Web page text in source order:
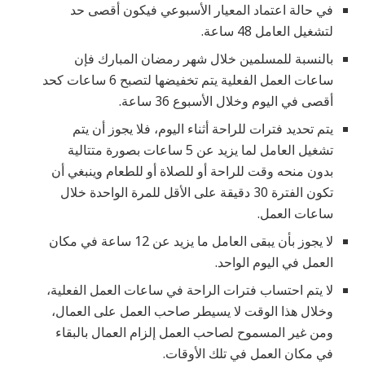
في حالة اعتماد المعيار الأسبوعي فيكون أقصى حد
لتشغيل العامل 48 ساعة.
بالنسبة للمسلمين خلال شهر رمضان المبارك فإن
ساعات العمل الفعلية يتم تخفيضها لتصبح 6 ساعات كحد
أقصى في اليوم وخلال الأسبوع 36 ساعة.
يتم تحديد فترات للراحة أثناء اليوم، فلا يجوز أن يتم
تشغيل العامل لما يزيد عن 5 ساعات بصورة متتالية
بدون منحه وقت للراحة أو للصلاة أو للطعام وينبغي أن
تكون الفترة 30 دقيقة على الأقل للمرة الواحدة خلال
ساعات العمل.
لا يجوز بأن يبقى العامل ما يزيد عن 12 ساعة في مكان
العمل في اليوم الواحد.
لا يتم احتساب فترات الراحة في ساعات العمل الفعلية،
وخلال هذا الوقت لا يسيطر صاحب العمل على العمال،
ومن غير المسموح لصاحب العمل إلزام العمال بالبقاء
في مكان العمل في تلك الأوقات.